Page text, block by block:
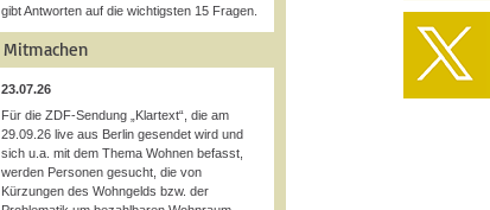
gibt Antworten auf die wichtigsten 15 Fragen.
Mitmachen
23.07.26
Für die ZDF-Sendung „Klartext“, die am
29.09.26 live aus Berlin gesendet wird und
sich u.a. mit dem Thema Wohnen befasst,
werden Personen gesucht, die von
Kürzungen des Wohngelds bzw. der